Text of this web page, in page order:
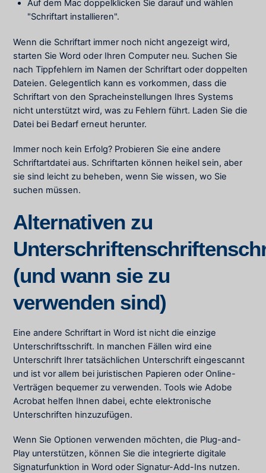
Auf dem Mac doppelklicken Sie darauf und wählen
"Schriftart installieren".
Wenn die Schriftart immer noch nicht angezeigt wird,
starten Sie Word oder Ihren Computer neu. Suchen Sie
nach Tippfehlern im Namen der Schriftart oder doppelten
Dateien. Gelegentlich kann es vorkommen, dass die
Schriftart von den Spracheinstellungen Ihres Systems
nicht unterstützt wird, was zu Fehlern führt. Laden Sie die
Datei bei Bedarf erneut herunter.
Immer noch kein Erfolg? Probieren Sie eine andere
Schriftartdatei aus. Schriftarten können heikel sein, aber
sie sind leicht zu beheben, wenn Sie wissen, wo Sie
suchen müssen.
Alternativen zu
(und wann sie zu
verwenden sind)
Eine andere Schriftart in Word ist nicht die einzige
Unterschriftsschrift. In manchen Fällen wird eine
Unterschrift Ihrer tatsächlichen Unterschrift eingescannt
und ist vor allem bei juristischen Papieren oder Online-
Verträgen bequemer zu verwenden. Tools wie Adobe
Acrobat helfen Ihnen dabei, echte elektronische
Unterschriften hinzuzufügen.
Wenn Sie Optionen verwenden möchten, die Plug-and-
Play unterstützen, können Sie die integrierte digitale
Signaturfunktion in Word oder Signatur-Add-Ins nutzen.